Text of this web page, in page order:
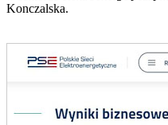
Konczalska.